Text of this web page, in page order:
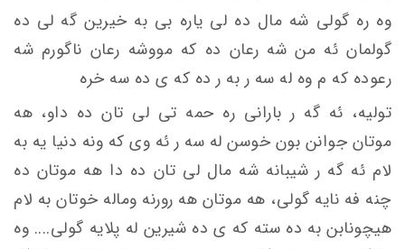
وه ره گولی شه مال ده لی ياره بی به خیرین گه لی ده
گولمان ئه من شه رعان ده که مووشه رعان ناگورم شه
رعوده که م وه له سه ر به ر ده که ی ده سه خره
توليه، ئه گه ر بارانی ره حمه تی لی تان ده داو، هه
موتان جوانن بون خوسن له سه ر ئه وی که ونه دنيا يه به
لام ئه گه ر شیبانه شه مال لی تان ده دا هه موتان ده
چنه فه نایه گولی، هه موتان هه رورنه وماله خوتان به لام
هیچونابن به ده سته که ی ده شیرین له پلایه گولی.... وه